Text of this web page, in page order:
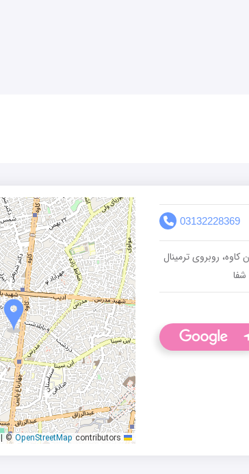
03132228369
روبروی ترمینال
| ©OpenStreetMap contributors